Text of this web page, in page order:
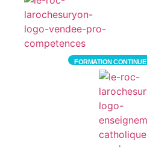
FORMATION CONTINUE